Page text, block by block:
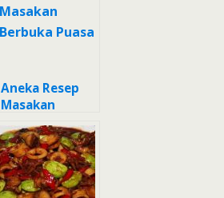
Aneka Resep
Masakan
Berbuka Puasa